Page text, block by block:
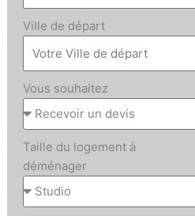
Ville de départ
Vous souhaitez
Taille du logement à
déménager